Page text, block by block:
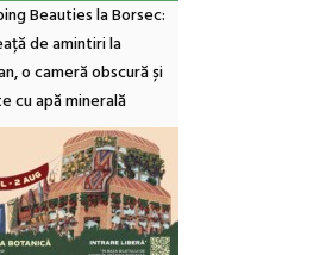
Beauties la Borsec:
de amintiri la
o cameră obscură și
cu apă minerală